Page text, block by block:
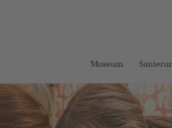
Museum